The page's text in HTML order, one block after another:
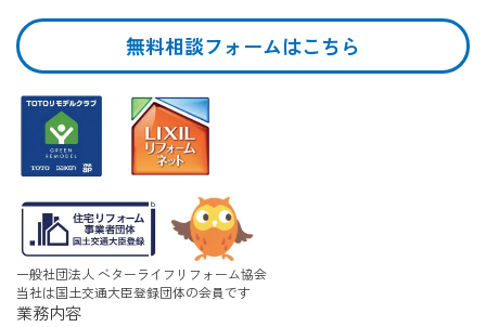
無料相談フォームはこちら
一般社団法人 ベターライフリフォーム協会
当社は国土交通大臣登録団体の会員です
業務内容